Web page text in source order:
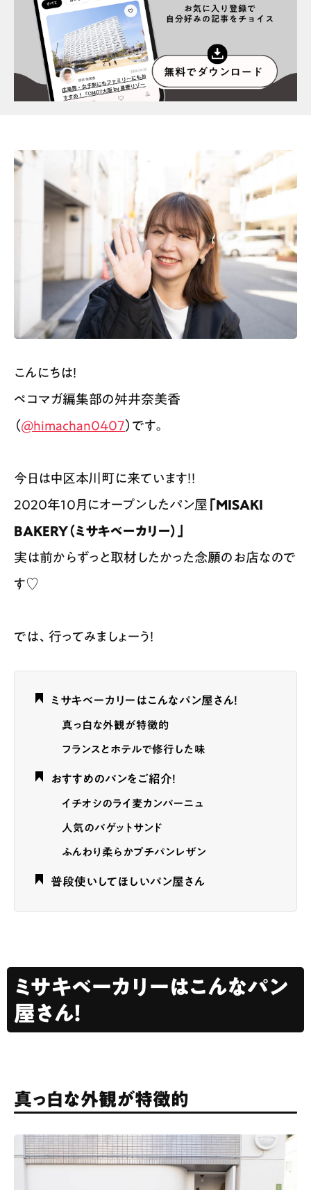
こんにちは！
ペコマガ編集部の舛井奈美香
（@himachan0407）です。
今日は中区本川町に来ています！！
2020年10月にオープンしたパン屋 「MISAKI
BAKERY（ミサキベーカリー）」
実は前からずっと取材したかった念願のお店なので
す♡
では、行ってみましょーう！
ミサキベーカリーはこんなパン屋さん！
真っ白な外観が特徴的
フランスとホテルで修行した味
おすすめのパンをご紹介！
イチオシのライ麦カンパーニュ
人気のバゲットサンド
ふんわり柔らかプチパンレザン
普段使いしてほしいパン屋さん
ミサキベーカリーはこんなパン
屋さん！
真っ白な外観が特徴的